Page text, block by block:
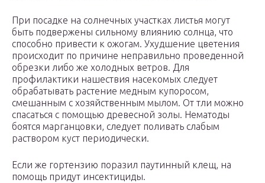
При посадке на солнечных участках листья могут
быть подвержены сильному влиянию солнца, что
способно привести к ожогам. Ухудшение цветения
происходит по причине неправильно проведенной
обрезки либо же холодных ветров. Для
профилактики нашествия насекомых следует
обрабатывать растение медным купоросом,
смешанным с хозяйственным мылом. От тли можно
спасаться с помощью древесной золы. Нематоды
боятся марганцовки, следует поливать слабым
раствором куст периодически.
Если же гортензию поразил паутинный клещ, на
помощь придут инсектициды.